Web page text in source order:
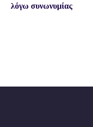
λόγω συνωνυμίας